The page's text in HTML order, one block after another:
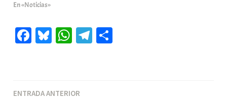
En «Noticias»
Fa Bl W Te
Navegación
ENTRADA ANTERIOR